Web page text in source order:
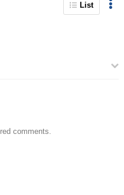
List
comments.